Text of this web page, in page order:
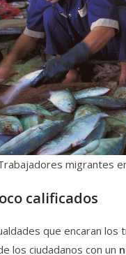
migrantes
calificados
que encaran
los ciudadanos con un